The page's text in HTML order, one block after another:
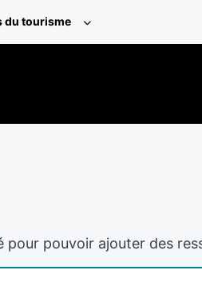
du tourisme
pour pouvoir ajouter des